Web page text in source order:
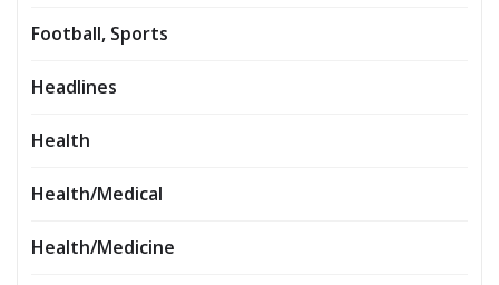
Football, Sports
Headlines
Health
Health/Medical
Health/Medicine